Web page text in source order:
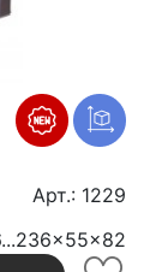
Арт.: 1229